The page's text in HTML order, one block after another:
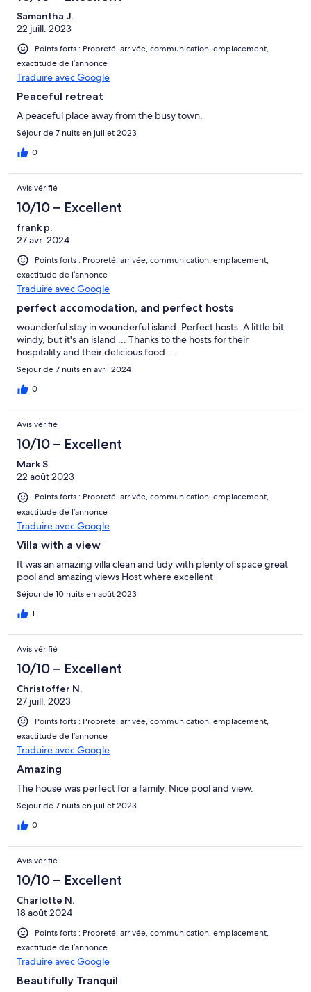
Samantha J.
22 juill. 2023
Points forts : Propreté, arrivée, communication, emplacement,
exactitude de l’annonce
Traduire avec Google
Peaceful retreat
A peaceful place away from the busy town.
Séjour de 7 nuits en juillet 2023
0
Avis vérifié
10/10 – Excellent
frank p.
27 avr. 2024
Points forts : Propreté, arrivée, communication, emplacement,
exactitude de l’annonce
Traduire avec Google
perfect accomodation, and perfect hosts
wounderful stay in wounderful island. Perfect hosts. A little bit
windy, but it's an island ... Thanks to the hosts for their
hospitality and their delicious food ...
Séjour de 7 nuits en avril 2024
0
Avis vérifié
10/10 – Excellent
Mark S.
22 août 2023
Points forts : Propreté, arrivée, communication, emplacement,
exactitude de l’annonce
Traduire avec Google
Villa with a view
It was an amazing villa clean and tidy with plenty of space great
pool and amazing views Host where excellent
Séjour de 10 nuits en août 2023
1
Avis vérifié
10/10 – Excellent
Christoffer N.
27 juill. 2023
Points forts : Propreté, arrivée, communication, emplacement,
exactitude de l’annonce
Traduire avec Google
Amazing
The house was perfect for a family. Nice pool and view.
Séjour de 7 nuits en juillet 2023
0
Avis vérifié
10/10 – Excellent
Charlotte N.
18 août 2024
Points forts : Propreté, arrivée, communication, emplacement,
exactitude de l’annonce
Traduire avec Google
Beautifully Tranquil